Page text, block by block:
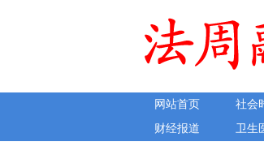
网站首页 社会
财经报道
卫生